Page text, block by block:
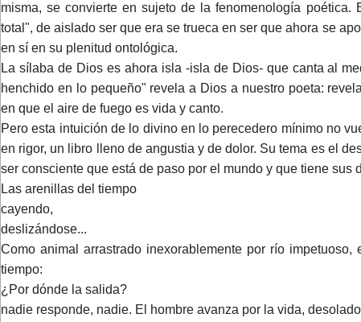
misma, se convierte en sujeto de la fenomenología
total", de aislado ser que era se trueca en ser que ahora se
en sí en su plenitud ontológica.
La sílaba de Dios es ahora isla -isla de Dios- que canta al
henchido en lo pequeño" revela a Dios a nuestro poeta:
en que el aire de fuego es vida y canto.
Pero esta intuición de lo divino en lo perecedero mínimo no
en rigor, un libro lleno de angustia y de dolor. Su tema es el
ser consciente que está de paso por el mundo y que tiene sus
Las arenillas del tiempo
cayendo,
deslizándose...
Como animal arrastrado inexorablemente por río
tiempo:
¿Por dónde la salida?
nadie responde, nadie. El hombre avanza por la vida,